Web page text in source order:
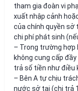
tham gia đoàn vi
xuất nhập cảnh
của chính quyền sở
chi phí phát sinh
– Trong trường hợp
không cung cấp
trả số tiền như điều
– Bên A tự chịu
nước sở tại (chi trả